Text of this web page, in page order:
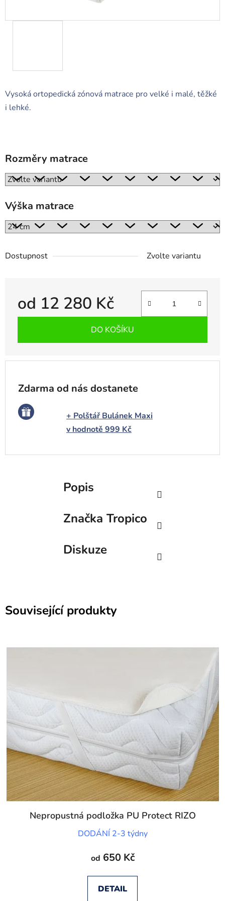
Vysoká ortopedická zónová matrace pro velké i malé, těžké
i lehké.
Rozměry matrace
Výška matrace
Dostupnost Zvolte variantu
od 12 280 Kč
Měrná cena:
DO KOŠÍKU
Zdarma od nás dostanete
+ Polštář Bulánek Maxi
v hodnotě 999 Kč
Popis
Značka Tropico
Diskuze
Související produkty
Nepropustná podložka PU Protect RIZO
DODÁNÍ 2-3 týdny
od 650 Kč
DETAIL